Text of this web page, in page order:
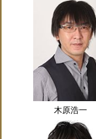
木原浩一